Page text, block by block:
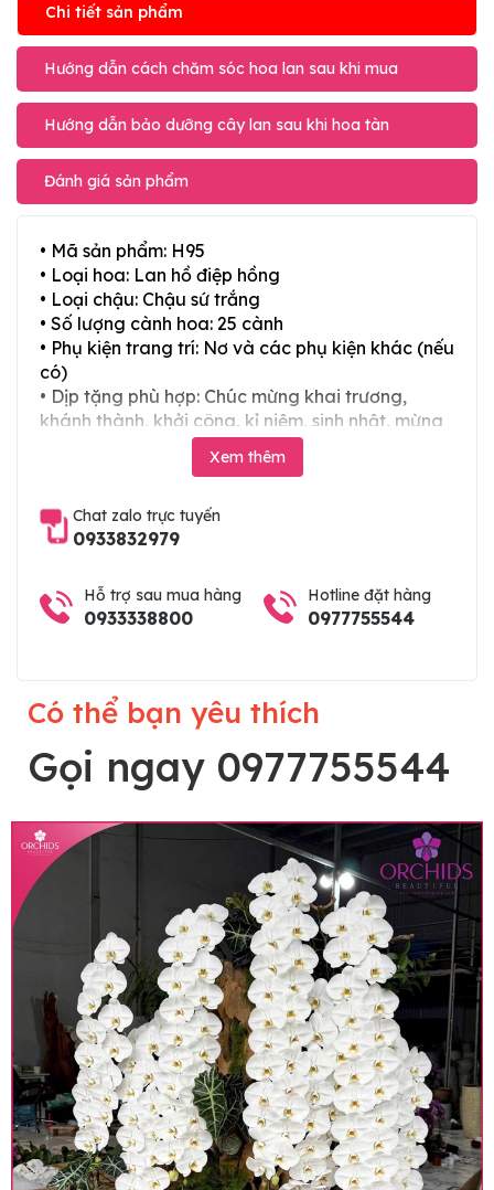
Chi tiết sản phẩm
Hướng dẫn cách chăm sóc hoa lan sau khi mua
Hướng dẫn bảo dưỡng cây lan sau khi hoa tàn
Đánh giá sản phẩm
• Mã sản phẩm: H95
• Loại hoa: Lan hồ điệp hồng
• Loại chậu: Chậu sứ trắng
• Số lượng cành hoa: 25 cành
• Phụ kiện trang trí: Nơ và các phụ kiện khác (nếu
có)
• Dịp tặng phù hợp: Chúc mừng khai trương,
khánh thành, khởi công, kỉ niệm, sinh nhật, mừng
thọ, mừng cưới, tân gia và các ngày lễ tết trong
Lưu ý trước khi đặt hàng
• Về cây hoa: Một chậu hoa lan hồ điệp đẹp và
hoàn chỉnh sẽ được phối ghép từ nhiều cây hoa
và tạo dáng hoàn toàn thủ công nên có thể sẽ
khác nhau đôi chút giữa sản phẩm thực tế và
Xem thêm
Chat zalo trực tuyến
0933832979
Hỗ trợ sau mua hàng
0933338800
Hotline đặt hàng
0977755544
Có thể bạn yêu thích
Gọi ngay 0977755544